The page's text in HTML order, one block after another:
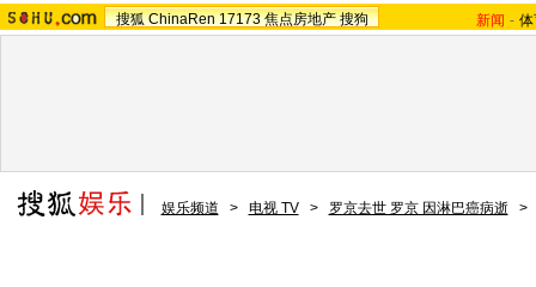
搜狐 ChinaRen 17173 焦点房地产 搜狗 新闻 -
娱乐频道 > 电视 TV > 罗京去世 罗京 因淋巴癌病逝 >